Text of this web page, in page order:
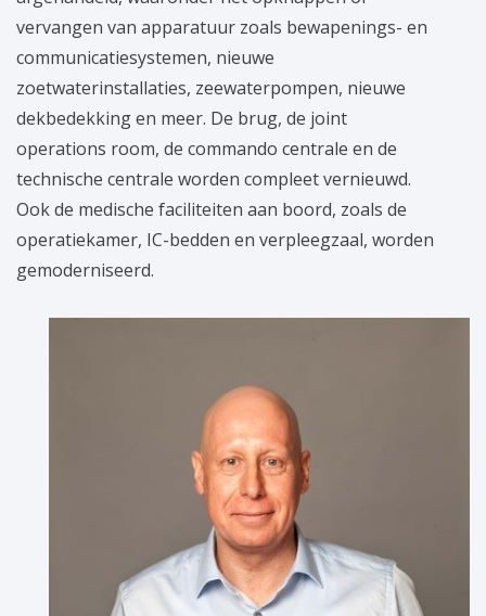
vervangen van apparatuur zoals bewapenings- en
communicatiesystemen, nieuwe
zoetwaterinstallaties, zeewaterpompen, nieuwe
dekbedekking en meer. De brug, de joint
operations room, de commando centrale en de
technische centrale worden compleet vernieuwd.
Ook de medische faciliteiten aan boord, zoals de
operatiekamer, IC-bedden en verpleegzaal, worden
gemoderniseerd.